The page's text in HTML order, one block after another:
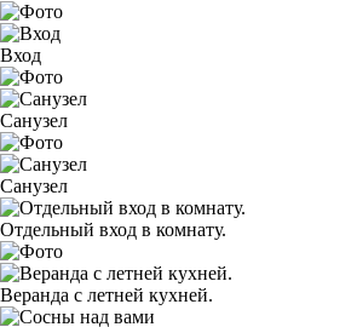
Вход
Санузел
Санузел
Отдельный вход в комнату.
Веранда с летней кухней.